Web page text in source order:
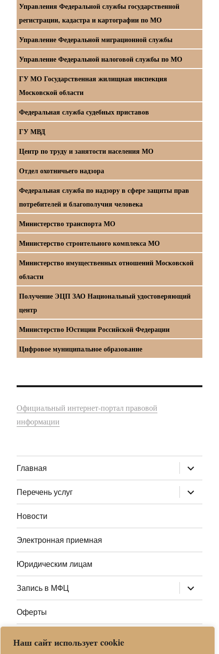
Наш сайт использует cookie
Управления Федеральной службы государственной
регистрации, кадастра и картографии по МО
Управление Федеральной миграционной службы
Управление Федеральной налоговой службы по МО
ГУ МО Государственная жилищная инспекция
Московской области
Федеральная служба судебных приставов
ГУ МВД
Центр по труду и занятости населения МО
Отдел охотничьего надзора
Федеральная служба по надзору в сфере защиты прав
потребителей и благополучия человека
Министерство транспорта МО
Министерство строительного комплекса МО
Министерство имущественных отношений Московской
области
Получение ЭЦП ЗАО Национальный удостоверяющий
центр
Министерство Юстиции Российской Федерации
Цифровое муниципальное образование
Официальный интернет-портал правовой
информации
Главная раскрыть
дочернее
меню
Перечень услуг
раскрыть
дочернее
меню
Новости
Электронная приемная
Юридическим лицам
Запись в МФЦ раскрыть
дочернее
меню
Оферты